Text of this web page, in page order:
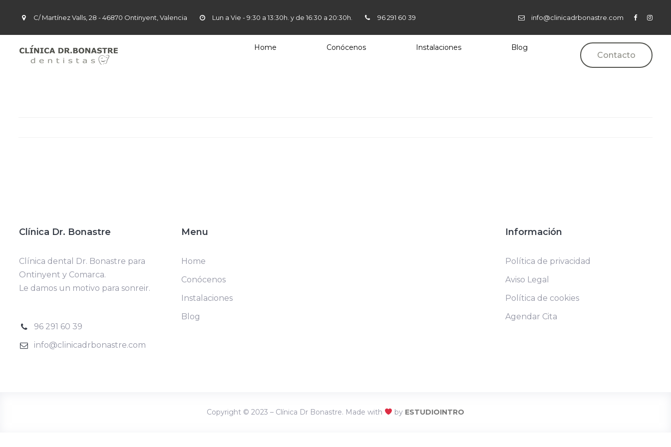
C/ Martínez Valls, 28 - 46870 Ontinyent, Valencia Lun a Vie - 9:30 a 13:30h. y de 16:30 a 20:30h. 96 291 60 39 info@clinicadrbonastre.com
Home Conócenos Instalaciones Blog
Contacto
Clínica Dr. Bonastre
Clínica dental Dr. Bonastre para
Ontinyent y Comarca.
Le damos un motivo para sonreir.
96 291 60 39
info@clinicadrbonastre.com
Menu
Home
Conócenos
Instalaciones
Blog
Información
Política de privacidad
Aviso Legal
Política de cookies
Agendar Cita
Copyright © 2023 – Clínica Dr Bonastre. Made with by ESTUDIOINTRO